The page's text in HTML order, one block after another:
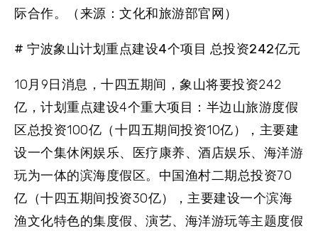
际合作。（来源：文化和旅游部官网）
# 宁波象山计划重点建设4个项目 总投资242亿元
10月9日消息，十四五期间，象山将要投资242
亿，计划重点建设4个重大项目： 半边山旅游度假
区总投资100亿（十四五期间投资10亿），主要建
设一个集休闲娱乐、医疗康养、酒店娱乐、海洋游
玩为一体的滨海度假区。 中国渔村二期总投资70
亿（十四五期间投资30亿），主要建设一个滨海
渔文化特色的集度假、演艺、海洋游玩等主题度假